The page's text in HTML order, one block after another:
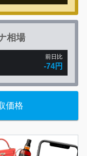
相場
前日比
-74円
価格